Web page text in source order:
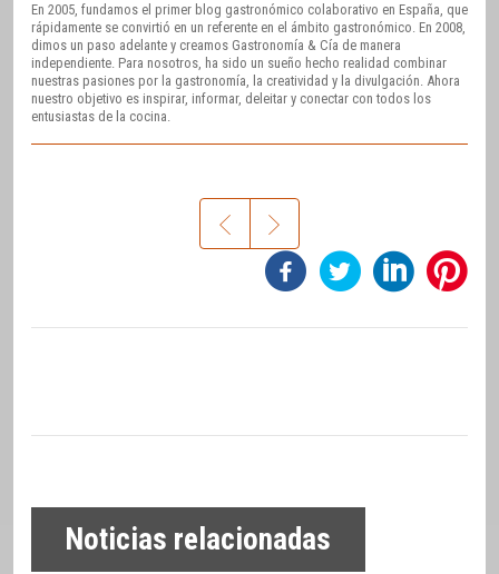
En 2005, fundamos el primer blog gastronómico colaborativo en España, que
rápidamente se convirtió en un referente en el ámbito gastronómico. En 2008,
dimos un paso adelante y creamos Gastronomía & Cía de manera
independiente. Para nosotros, ha sido un sueño hecho realidad combinar
nuestras pasiones por la gastronomía, la creatividad y la divulgación. Ahora
nuestro objetivo es inspirar, informar, deleitar y conectar con todos los
entusiastas de la cocina.
Noticias relacionadas